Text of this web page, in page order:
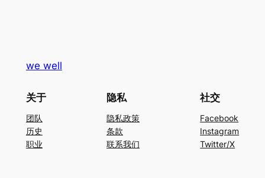
we well
关于
团队
历史
职业
隐私
隐私政策
条款
联系我们
社交
Facebook
Instagram
Twitter/X